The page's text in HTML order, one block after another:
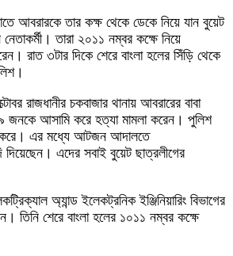
আবরারকে তার কক্ষ থেকে ডেকে নিয়ে যান বুয়েট
তারা ২০১১ নম্বর কক্ষে নিয়ে
রাত ৩টার দিকে শেরে বাংলা হলের সিঁড়ি থেকে
রাজধানীর চকবাজার থানায় আবরারের বাবা
জনকে আসামি করে হত্যা মামলা করেন। পুলিশ
এর মধ্যে আটজন আদালতে
দিয়েছেন। এদের সবাই বুয়েট ছাত্রলীগের
অ্যান্ড ইলেকট্রনিক ইঞ্জিনিয়ারিং বিভাগের
তিনি শেরে বাংলা হলের ১০১১ নম্বর কক্ষে